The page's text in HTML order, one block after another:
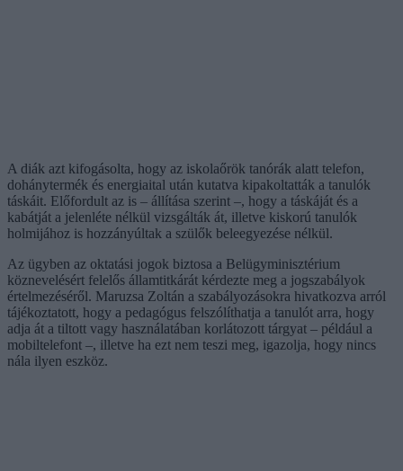
A diák azt kifogásolta, hogy az iskolaőrök tanórák alatt telefon,
dohánytermék és energiaital után kutatva kipakoltatták a tanulók
táskáit. Előfordult az is – állítása szerint –, hogy a táskáját és a
kabátját a jelenléte nélkül vizsgálták át, illetve kiskorú tanulók
holmijához is hozzányúltak a szülők beleegyezése nélkül.
Az ügyben az oktatási jogok biztosa a Belügyminisztérium
köznevelésért felelős államtitkárát kérdezte meg a jogszabályok
értelmezéséről. Maruzsa Zoltán a szabályozásokra hivatkozva arról
tájékoztatott, hogy a pedagógus felszólíthatja a tanulót arra, hogy
adja át a tiltott vagy használatában korlátozott tárgyat – például a
mobiltelefont –, illetve ha ezt nem teszi meg, igazolja, hogy nincs
nála ilyen eszköz.